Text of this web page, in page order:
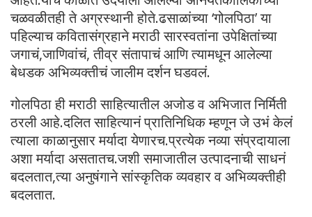
चळवळीतही ते अग्रस्थानी होते.ढसाळांच्या ‘गोलपिठा’ या
पहिल्याच कवितासंग्रहाने मराठी सारस्वतांना उपेक्षितांच्या
जगाचं,जाणिवांचं, तीव्र संतापाचं आणि त्यामधून आलेल्या
बेधडक अभिव्यक्तीचं जालीम दर्शन घडवलं.
गोलपिठा ही मराठी साहित्यातील अजोड व अभिजात निर्मिती
ठरली आहे.दलित साहित्यानं प्रातिनिधिक म्हणून जे उभं केलं
त्याला काळानुसार मर्यादा येणारच.प्रत्येक नव्या संप्रदायाला
अशा मर्यादा असतातच.जशी समाजातील उत्पादनाची साधनं
बदलतात,त्या अनुषंगाने सांस्कृतिक व्यवहार व अभिव्यक्तीही
बदलतात.